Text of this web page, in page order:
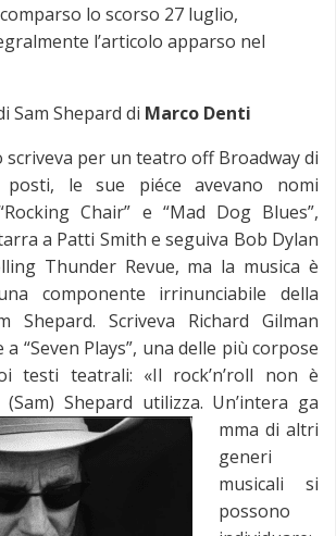
lo scorso 27 luglio,
l’articolo apparso nel
Sam Shepard di Marco Denti
scriveva per un teatro off Broadway di
posti, le sue piéce avevano nomi
Chair” e “Mad Dog Blues”,
a Patti Smith e seguiva Bob Dylan
Thunder Revue, ma la musica è
componente irrinunciabile della
Shepard. Scriveva Richard Gilman
“Seven Plays”, una delle più corpose
testi teatrali: «Il rock’n’roll non è
(Sam) Shepard utilizza. Un’intera ga
mma di altri
generi
musicali si
possono